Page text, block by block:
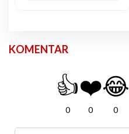
KOMENTAR
👍
0
❤️
0
😂
0